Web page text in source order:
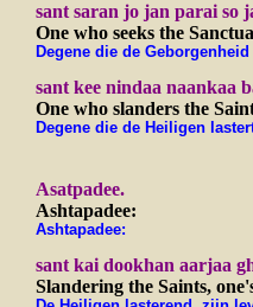
sant saran jo jan parai so
One who seeks the
Degene die de
sant kee nindaa naankaa
One who slanders the
Degene die de Heiligen
Asatpadee.
Ashtapadee:
Ashtapadee:
sant kai dookhan aarjaa
Slandering the Saints,